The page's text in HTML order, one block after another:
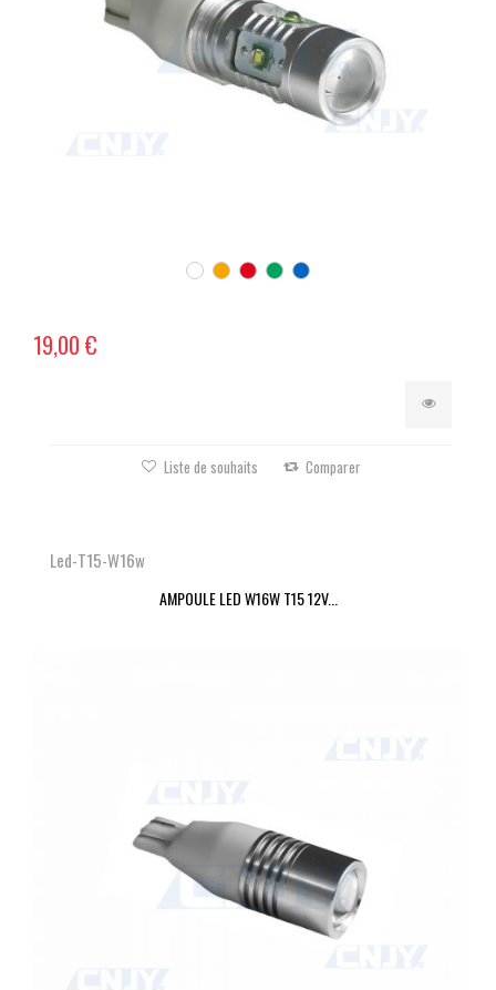
19,00 €
Liste de souhaits Comparer
Led-T15-W16w
AMPOULE LED W16W T15 12V...